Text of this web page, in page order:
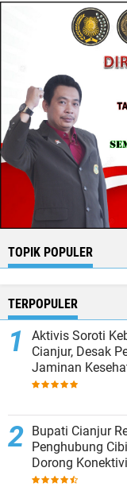
TOPIK POPULER
TERPOPULER
Aktivis Soroti
Cianjur, Desak
Jaminan
Bupati Cianjur
Penghubung
Dorong
Ekonomi Cianjur